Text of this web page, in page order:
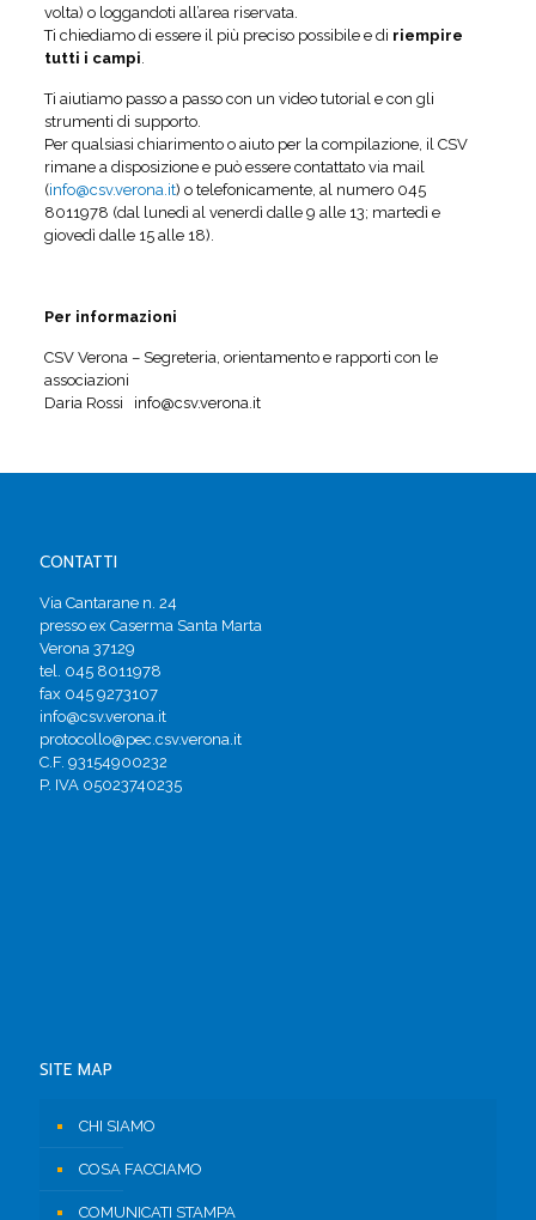
volta) o loggandoti all’area riservata.
Ti chiediamo di essere il più preciso possibile e di riempire
tutti i campi.
Ti aiutiamo passo a passo con un video tutorial e con gli
strumenti di supporto.
Per qualsiasi chiarimento o aiuto per la compilazione, il CSV
rimane a disposizione e può essere contattato via mail
(info@csv.verona.it) o telefonicamente, al numero 045
8011978 (dal lunedì al venerdì dalle 9 alle 13; martedì e
giovedì dalle 15 alle 18).
Per informazioni
CSV Verona – Segreteria, orientamento e rapporti con le
associazioni
Daria Rossi info@csv.verona.it
CONTATTI
Via Cantarane n. 24
presso ex Caserma Santa Marta
Verona 37129
tel. 045 8011978
fax 045 9273107
info@csv.verona.it
protocollo@pec.csv.verona.it
C.F. 93154900232
P. IVA 05023740235
SITE MAP
CHI SIAMO
COSA FACCIAMO
COMUNICATI STAMPA